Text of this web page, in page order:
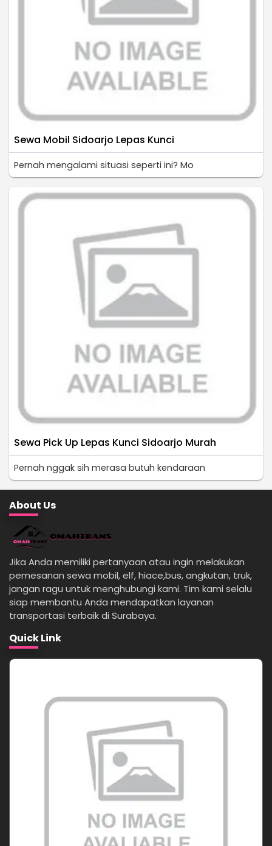
Sewa Mobil Sidoarjo Lepas Kunci
Pernah mengalami situasi seperti ini? Mo
Sewa Pick Up Lepas Kunci Sidoarjo Murah
Pernah nggak sih merasa butuh kendaraan
About Us
Jika Anda memiliki pertanyaan atau ingin melakukan
pemesanan sewa mobil, elf, hiace,bus, angkutan, truk,
jangan ragu untuk menghubungi kami. Tim kami selalu
siap membantu Anda mendapatkan layanan
transportasi terbaik di Surabaya.
Quick Link